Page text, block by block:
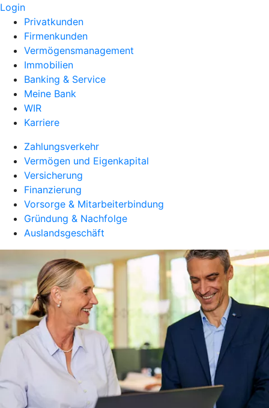
Login
Privatkunden
Firmenkunden
Vermögensmanagement
Immobilien
Banking & Service
Meine Bank
WIR
Karriere
Zahlungsverkehr
Vermögen und Eigenkapital
Versicherung
Finanzierung
Vorsorge & Mitarbeiterbindung
Gründung & Nachfolge
Auslandsgeschäft